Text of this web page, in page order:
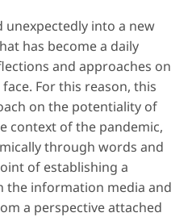
into a new
has become a daily
and approaches on
For this reason, this
on the potentiality of
context of the pandemic,
through words and
of establishing a
the information media and
a perspective attached